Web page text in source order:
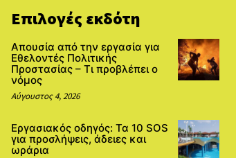
Επιλογές εκδότη
Απουσία από την εργασία για
Εθελοντές Πολιτικής
Προστασίας – Τι προβλέπει ο
νόμος
Αύγουστος 4, 2026
Εργασιακός οδηγός: Τα 10 SOS
για προσλήψεις, άδειες και
ωράρια